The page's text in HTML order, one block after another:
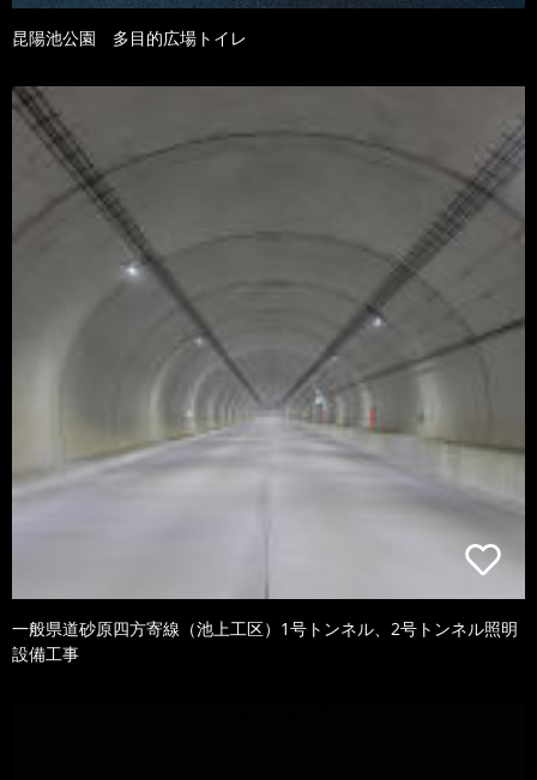
昆陽池公園 多目的広場トイレ
一般県道砂原四方寄線（池上工区）1号トンネル、2号トンネル照明
設備工事